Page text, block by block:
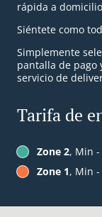
rápida a
Siéntete como
Simplemente
pantalla de pago
servicio de
Tarifa de
Zone 2, Min -
Zone 1, Min -